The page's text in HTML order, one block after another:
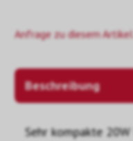
Anfrage zu diesem
Beschreibung
Sehr kompakte